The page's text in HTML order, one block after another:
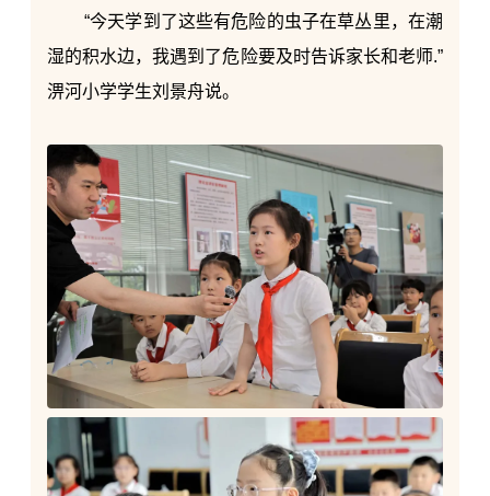
“今天学到了这些有危险的虫子在草丛里，在潮
湿的积水边，我遇到了危险要及时告诉家长和老师.”
淠河小学学生刘景舟说。